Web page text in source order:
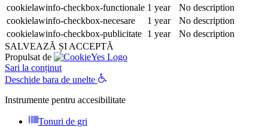
cookielawinfo-checkbox-functionale 1 year
No description
cookielawinfo-checkbox-necesare
1 year
No description
cookielawinfo-checkbox-publicitate 1 year
No description
SALVEAZĂ ȘI ACCEPTĂ
Propulsat de
Sari la conținut
Deschide bara de unelte
Instrumente pentru accesibilitate
Tonuri de gri